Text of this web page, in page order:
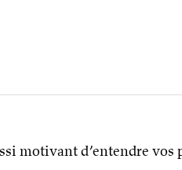
motivant d’entendre vos